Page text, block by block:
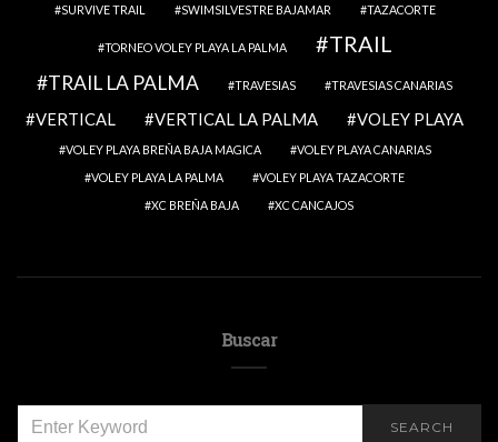
SURVIVE TRAIL
SWIMSILVESTRE BAJAMAR TAZACORTE
TORNEO VOLEY PLAYA LA PALMA TRAIL
TRAIL LA PALMA TRAVESIAS TRAVESIAS CANARIAS
VERTICAL VERTICAL LA PALMA VOLEY PLAYA
VOLEY PLAYA BREÑA BAJA MAGICA
VOLEY PLAYA CANARIAS
VOLEY PLAYA LA PALMA
VOLEY PLAYA TAZACORTE
XC BREÑA BAJA
XC CANCAJOS
Buscar
FOR:
SEARCH